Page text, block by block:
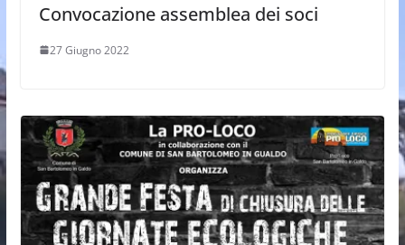
Convocazione assemblea dei soci
27 Giugno 2022